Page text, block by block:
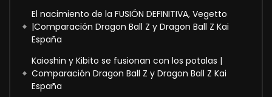
El nacimiento de la FUSIÓN DEFINITIVA, Vegetto
|Comparación Dragon Ball Z y Dragon Ball Z Kai
España
Kaioshin y Kibito se fusionan con los potalas |
Comparación Dragon Ball Z y Dragon Ball Z Kai
España